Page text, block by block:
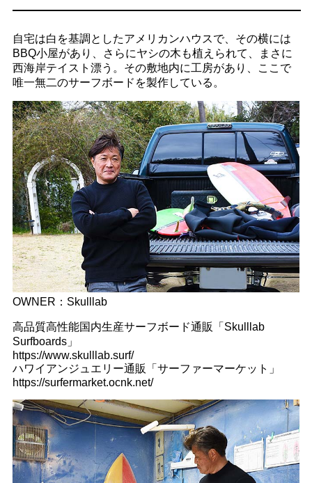
自宅は白を基調としたアメリカンハウスで、その横には
BBQ小屋があり、さらにヤシの木も植えられて、まさに
西海岸テイスト漂う。その敷地内に工房があり、ここで
唯一無二のサーフボードを製作している。
OWNER：Skulllab
高品質高性能国内生産サーフボード通販「Skulllab
Surfboards」
https://www.skulllab.surf/
ハワイアンジュエリー通販「サーファーマーケット」
https://surfermarket.ocnk.net/